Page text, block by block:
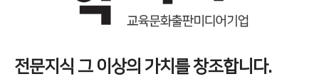
전문지식 그 이상의 가치를 창조합니다.